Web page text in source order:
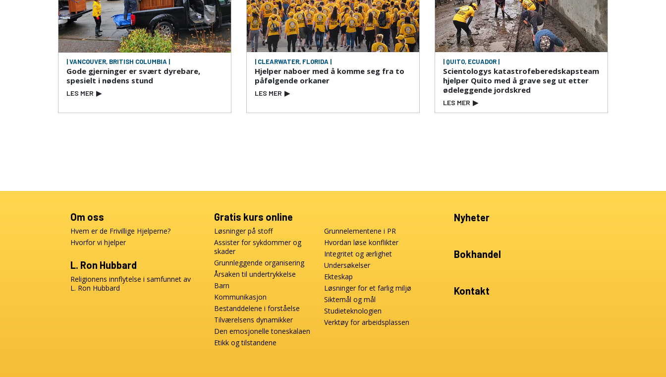
| VANCOUVER, BRITISH COLUMBIA |
Gode gjerninger er svært dyrebare,
spesielt i nødens stund
LES MER ▶
| CLEARWATER, FLORIDA |
Hjelper naboer med å komme seg fra to
påfølgende orkaner
LES MER ▶
| QUITO, ECUADOR |
Scientologys katastrofeberedskapsteam
hjelper Quito med å grave seg ut etter
ødeleggende jordskred
LES MER ▶
Om oss
Hvem er de Frivillige Hjelperne?
Hvorfor vi hjelper
L. Ron Hubbard
Religionens innflytelse i samfunnet av
L. Ron Hubbard
Gratis kurs online
Løsninger på stoff
Assister for sykdommer og
skader
Grunnleggende organisering
Årsaken til undertrykkelse
Barn
Kommunikasjon
Bestanddelene i forståelse
Tilværelsens dynamikker
Den emosjonelle toneskalaen
Etikk og tilstandene
Grunnelementene i PR
Hvordan løse konflikter
Integritet og ærlighet
Undersøkelser
Ekteskap
Løsninger for et farlig miljø
Siktemål og mål
Studieteknologien
Verktøy for arbeidsplassen
Nyheter
Bokhandel
Kontakt